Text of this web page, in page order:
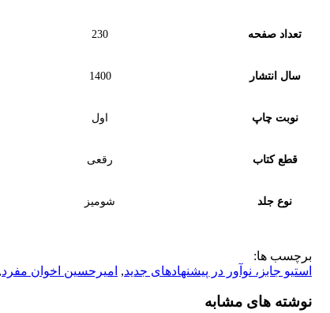
تعداد صفحه 230
سال انتشار 1400
نوبت چاپ اول
قطع کتاب رقعی
نوع جلد شومیز
برچسب ها:
استیو جابز، نوآور در پیشنهاد‌های جدید, امیرحسین اخوان مفرد,
نوشته های مشابه